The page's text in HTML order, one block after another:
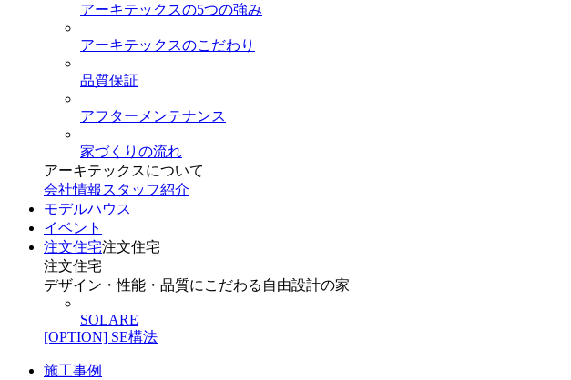
アーキテックスの5つの強み
アーキテックスのこだわり
品質保証
アフターメンテナンス
家づくりの流れ
アーキテックスについて
会社情報 スタッフ紹介
モデルハウス
イベント
注文住宅注文住宅
注文住宅
デザイン・性能・品質にこだわる自由設計の家
SOLARE
[OPTION] SE構法
施工事例